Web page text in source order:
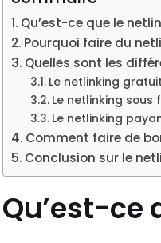
Qu’est-ce que le
Pourquoi faire du
Quelles sont les
Le netlinking
Le netlinking sous
Le netlinking
Comment faire de
Conclusion sur le
Qu’est-ce